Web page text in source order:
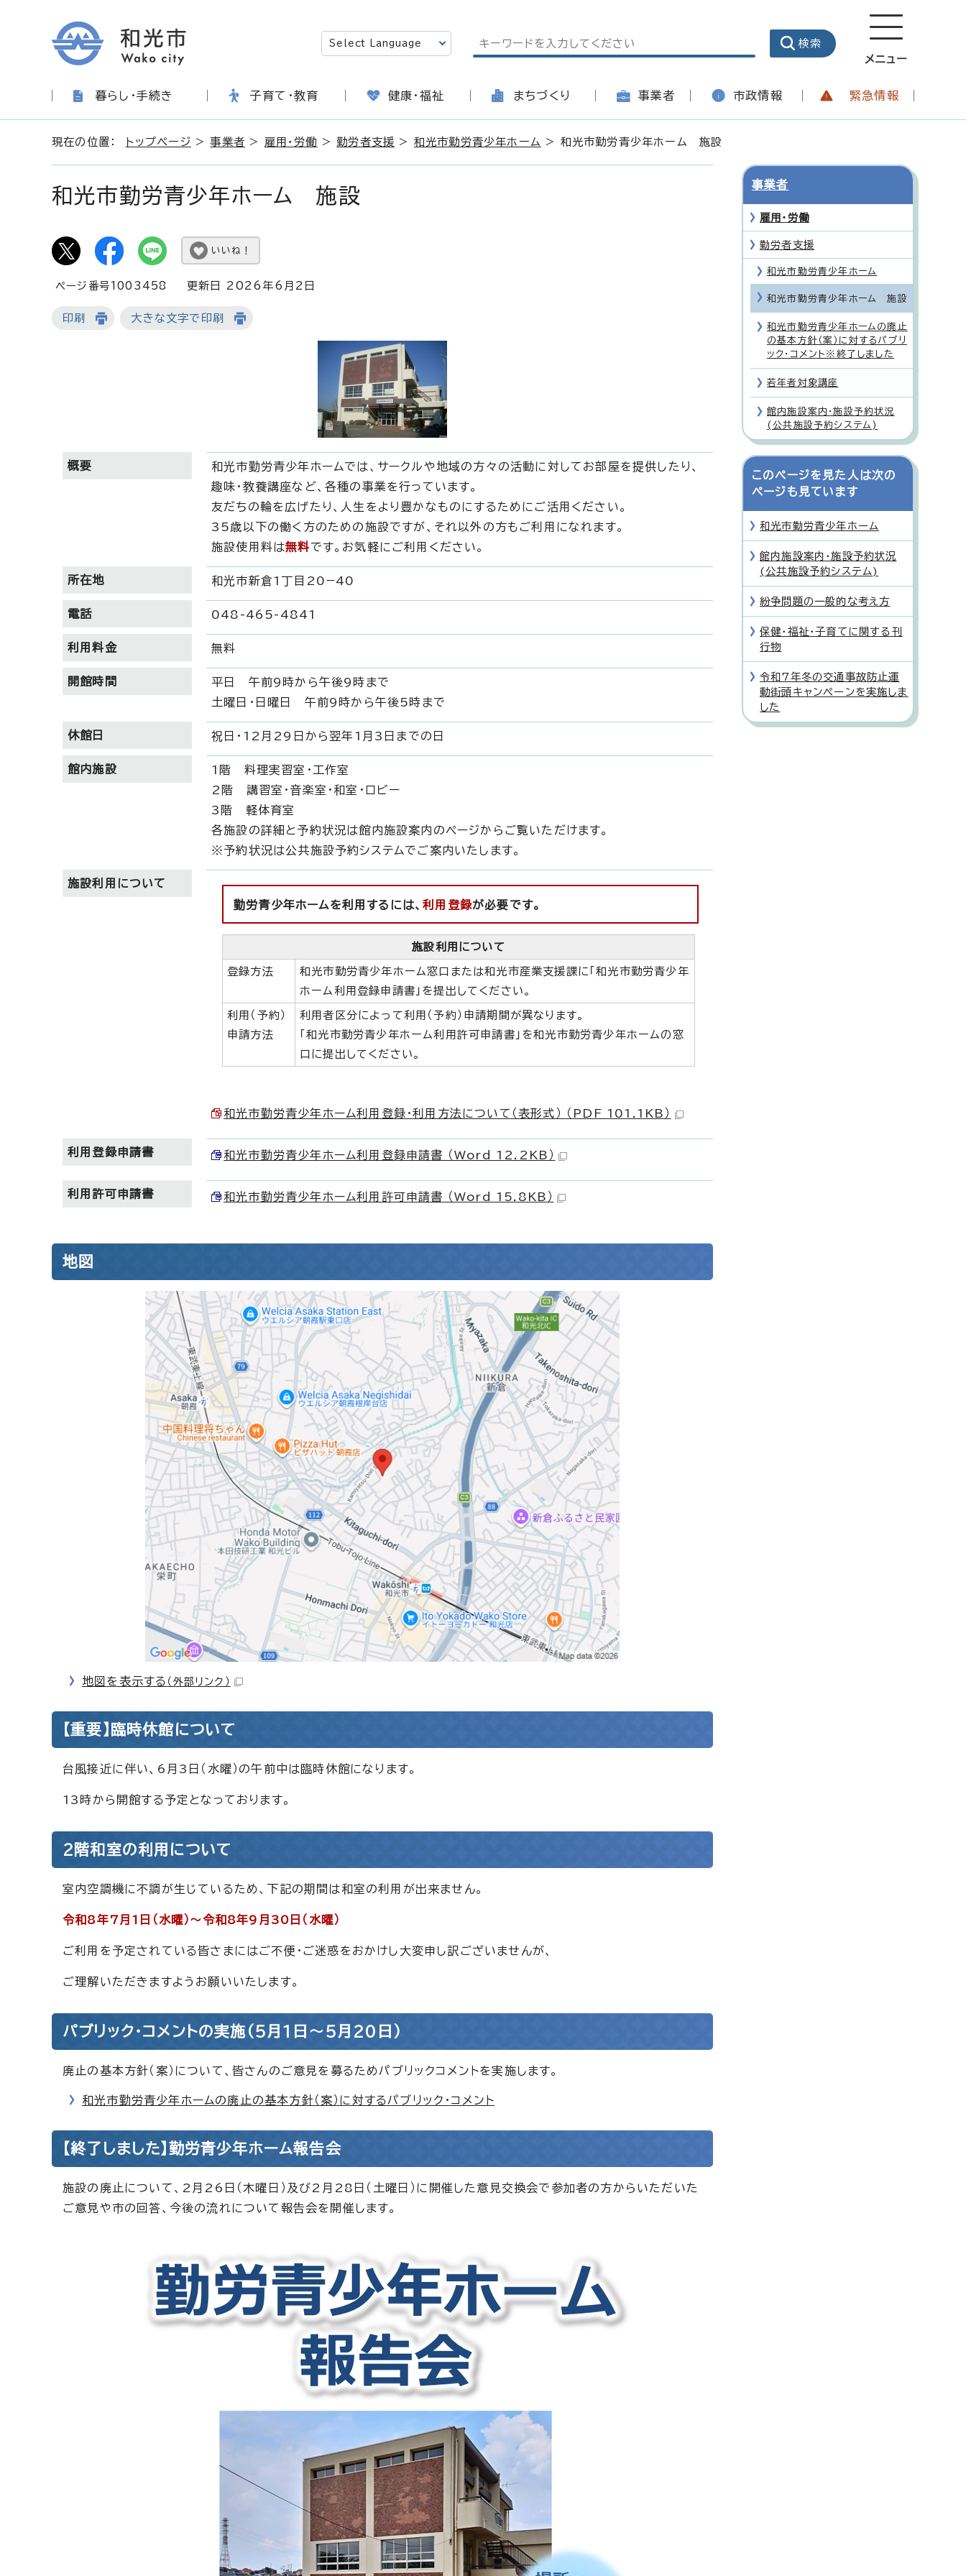
メニュー
暮らし・手続き 子育て・教育 健康・福祉 まちづくり 事業者 市政情報 緊急情報
現在の位置： トップページ >事業者 > 雇用・労働 >勤労者支援 > 和光市勤労青少年ホーム > 和光市勤労青少年ホーム 施設
和光市勤労青少年ホーム 施設
いいね！
ページ番号1003458 更新日 2026年6月2日
印刷 大きな文字で印刷
概要
和光市勤労青少年ホームでは、サークルや地域の方々の活動に対してお部屋を提供したり、
趣味・教養講座など、各種の事業を行っています。
友だちの輪を広げたり、人生をより豊かなものにするためにご活用ください。
35歳以下の働く方のための施設ですが、それ以外の方もご利用になれます。
施設使用料は無料です。お気軽にご利用ください。
所在地 和光市新倉1丁目20−40
電話 048-465-4841
利用料金 無料
開館時間
平日 午前9時から午後9時まで
土曜日・日曜日 午前9時から午後5時まで
休館日 祝日・12月29日から翌年1月3日までの日
館内施設
1階 料理実習室・工作室
2階 講習室・音楽室・和室・ロビー
3階 軽体育室
各施設の詳細と予約状況は館内施設案内のページからご覧いただけます。
※予約状況は公共施設予約システムでご案内いたします。
施設利用について
勤労青少年ホームを利用するには、利用登録が必要です。
施設利用について
登録方法
和光市勤労青少年ホーム窓口または和光市産業支援課に「和光市勤労青少年
ホーム利用登録申請書」を提出してください。
利用（予約）
申請方法
利用者区分によって利用（予約）申請期間が異なります。
「和光市勤労青少年ホーム利用許可申請書」を和光市勤労青少年ホームの窓
口に提出してください。
和光市勤労青少年ホーム利用登録・利用方法について（表形式） （PDF 101.1KB）
利用登録申請書 和光市勤労青少年ホーム利用登録申請書 （Word 12.2KB）
利用許可申請書 和光市勤労青少年ホーム利用許可申請書 （Word 15.8KB）
地図
地図を表示する （外部リンク）
【重要】臨時休館について
台風接近に伴い、6月3日（水曜）の午前中は臨時休館になります。
13時から開館する予定となっております。
2階和室の利用について
室内空調機に不調が生じているため、下記の期間は和室の利用が出来ません。
令和8年7月1日（水曜）～令和8年9月30日（水曜）
ご利用を予定されている皆さまにはご不便・ご迷惑をおかけし大変申し訳ございませんが、
ご理解いただきますようお願いいたします。
パブリック・コメントの実施（5月1日～5月20日）
廃止の基本方針（案）について、皆さんのご意見を募るためパブリックコメントを実施します。
和光市勤労青少年ホームの廃止の基本方針（案）に対するパブリック・コメント
【終了しました】勤労青少年ホーム報告会
施設の廃止について、2月26日（木曜日）及び2月28日（土曜日）に開催した意見交換会で参加者の方からいただいた
ご意見や市の回答、今後の流れについて報告会を開催します。
事業者
雇用・労働
勤労者支援
和光市勤労青少年ホーム
和光市勤労青少年ホーム 施設
和光市勤労青少年ホームの廃止
の基本方針（案）に対するパブリ
ック・コメント※終了しました
若年者対象講座
館内施設案内・施設予約状況
(公共施設予約システム)
このページを見た人は次の
ページも見ています
和光市勤労青少年ホーム
館内施設案内・施設予約状況
(公共施設予約システム)
紛争問題の一般的な考え方
保健・福祉・子育てに関する刊
行物
令和7年冬の交通事故防止運
動街頭キャンペーンを実施しま
した